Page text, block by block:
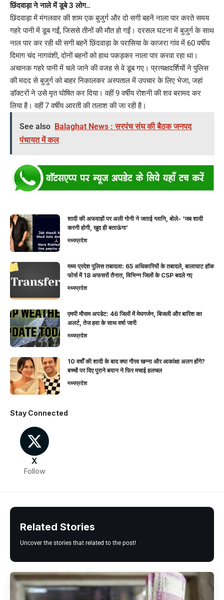
छिंदवाड़ा ने नाले में डूबे 3 लोग..
छिंदवाड़ा में मंगलवार की शाम एक बुजुर्ग और दो सगी बहनें नाला पार करते समय
गहरे पानी में डूब गईं, जिससे तीनों की मौत हो गईं। दरसल घटना में बुजुर्ग के साथ
नाल पार कर रही थी सगी बहनें छिंदवाड़ा के परासिया के काजरा गांव में 60 वर्षीय
दिमाग चंद नागवंशी, दोनों बहनों को हाथ पकड़कर नाला पार करवा रहा था।
अचानक गहरे पानी में चले जाने की वजह से वे डूब गए। प्रत्यक्षदर्शियों ने पुलिस
की मदद से बुजुर्ग को बाहर निकालकर अस्पताल में उपचार के लिए भेजा, जहां
डॉक्टरों ने उसे मृत घोषित कर दिया। वहीं 9 वर्षीय रोशनी की शव बरामद कर
लिया है। वहीं 7 वर्षीय आरती की तलाश की जा रही है।
See also Balaghat News : सरपंच संघ की बैठक जनपद
पंचायत में कल
शादी की अफवाहों पर अली गोनी ने जताई ग्लानि, बोले- ‘जब शादी
करनी होगी, खुद ही बताऊंगा’
मध्यप्रदेश
मध्य प्रदेश पुलिस तबादला: 65 अधिकारियों के तबादले, बालाघाट हॉक
फोर्स में 18 अफसरों तैनात, विभिन्न जिलों के CSP बदले गए
मध्यप्रदेश
एमपी मौसम अपडेट: 46 जिलों में मेघगर्जन, बिजली और बारिश का
अलर्ट, तेज हवा के साथ वर्षा जारी
मध्यप्रदेश
10 वर्षों की शादी के बाद क्या गौरव खन्ना और आकांक्षा अलग होंगे?
बच्चों पर दिए पुराने बयान ने फिर मचाई हलचल
मध्यप्रदेश
Stay Connected
X
Follow
Related Stories
Uncover the stories that related to the post!